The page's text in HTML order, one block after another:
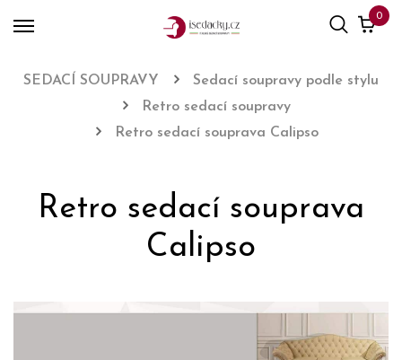
0
SEDACÍ SOUPRAVY
Sedací soupravy podle stylu
Retro sedací soupravy
Retro sedací souprava Calipso
Retro sedací souprava
Calipso